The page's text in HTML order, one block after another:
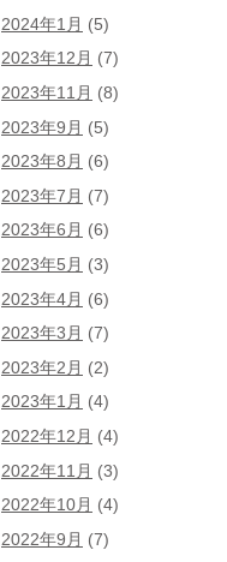
2024年1月 (5)
2023年12月 (7)
2023年11月 (8)
2023年9月 (5)
2023年8月 (6)
2023年7月 (7)
2023年6月 (6)
2023年5月 (3)
2023年4月 (6)
2023年3月 (7)
2023年2月 (2)
2023年1月 (4)
2022年12月 (4)
2022年11月 (3)
2022年10月 (4)
2022年9月 (7)